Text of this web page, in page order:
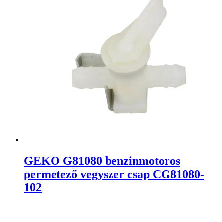
GEKO G81080 benzinmotoros
permetező vegyszer csap CG81080-
102